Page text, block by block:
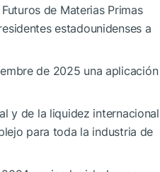
de Materias Primas
estadounidenses a
de 2025 una aplicación
y de la liquidez internacional
para toda la industria de